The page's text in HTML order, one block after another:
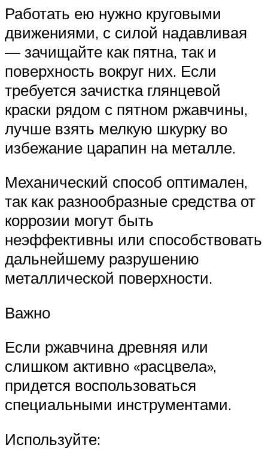
Работать ею нужно круговыми
движениями, с силой надавливая
— зачищайте как пятна, так и
поверхность вокруг них. Если
требуется зачистка глянцевой
краски рядом с пятном ржавчины,
лучше взять мелкую шкурку во
избежание царапин на металле.
Механический способ оптимален,
так как разнообразные средства от
коррозии могут быть
неэффективны или способствовать
дальнейшему разрушению
металлической поверхности.
Важно
Если ржавчина древняя или
слишком активно «расцвела»,
придется воспользоваться
специальными инструментами.
Используйте: